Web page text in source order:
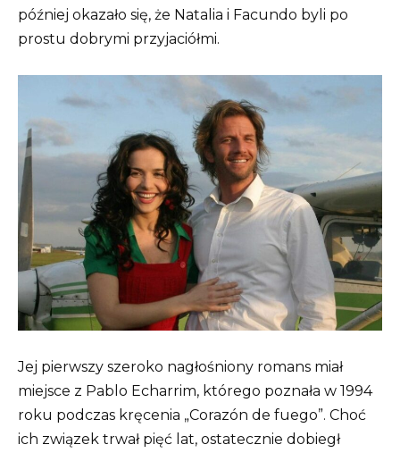
później okazało się, że Natalia i Facundo byli po
prostu dobrymi przyjaciółmi.
Jej pierwszy szeroko nagłośniony romans miał
miejsce z Pablo Echarrim, którego poznała w 1994
roku podczas kręcenia „Corazón de fuego”. Choć
ich związek trwał pięć lat, ostatecznie dobiegł